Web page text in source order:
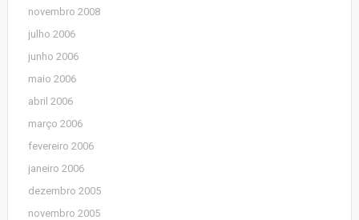
novembro 2008
julho 2006
junho 2006
maio 2006
abril 2006
março 2006
fevereiro 2006
janeiro 2006
dezembro 2005
novembro 2005